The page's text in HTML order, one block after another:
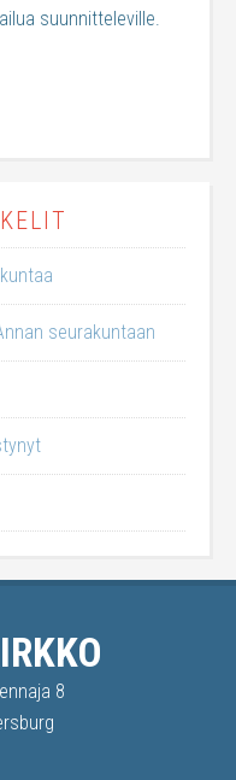
suunnitteleville.
seurakuntaan
8